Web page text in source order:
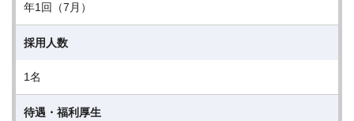
年1回（7月）
採用人数
1名
待遇・福利厚生